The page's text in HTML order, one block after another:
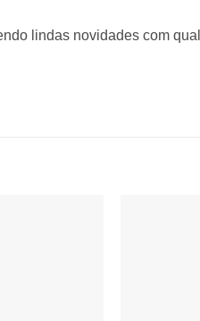
lindas novidades com